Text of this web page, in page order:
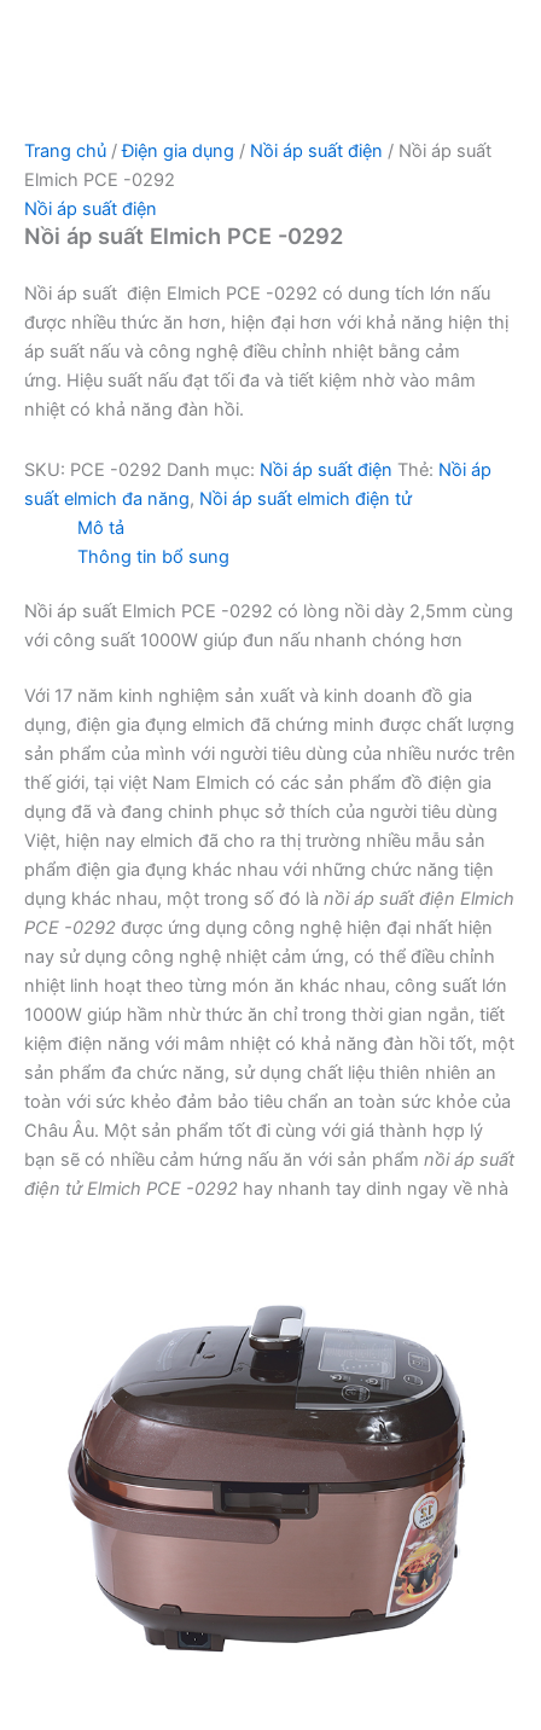
Trang chủ /Điện gia dụng / Nồi áp suất điện / Nồi áp suất
Elmich PCE -0292
Nồi áp suất điện
Nồi áp suất Elmich PCE -0292
Nồi áp suất điện Elmich PCE -0292 có dung tích lớn nấu
được nhiều thức ăn hơn, hiện đại hơn với khả năng hiện thị
áp suất nấu và công nghệ điều chỉnh nhiệt bằng cảm
ứng. Hiệu suất nấu đạt tối đa và tiết kiệm nhờ vào mâm
nhiệt có khả năng đàn hồi.
SKU: PCE -0292 Danh mục: Nồi áp suất điện Thẻ: Nồi áp
suất elmich đa năng, Nồi áp suất elmich điện tử
Mô tả
Thông tin bổ sung
Nồi áp suất Elmich PCE -0292 có lòng nồi dày 2,5mm cùng
với công suất 1000W giúp đun nấu nhanh chóng hơn
Với 17 năm kinh nghiệm sản xuất và kinh doanh đồ gia
dụng, điện gia đụng elmich đã chứng minh được chất lượng
sản phẩm của mình với người tiêu dùng của nhiều nước trên
thế giới, tại việt Nam Elmich có các sản phẩm đồ điện gia
dụng đã và đang chinh phục sở thích của người tiêu dùng
Việt, hiện nay elmich đã cho ra thị trường nhiều mẫu sản
phẩm điện gia đụng khác nhau với những chức năng tiện
dụng khác nhau, một trong số đó là nồi áp suất điện Elmich
PCE -0292 được ứng dụng công nghệ hiện đại nhất hiện
nay sử dụng công nghệ nhiệt cảm ứng, có thể điều chỉnh
nhiệt linh hoạt theo từng món ăn khác nhau, công suất lớn
1000W giúp hầm nhừ thức ăn chỉ trong thời gian ngắn, tiết
kiệm điện năng với mâm nhiệt có khả năng đàn hồi tốt, một
sản phẩm đa chức năng, sử dụng chất liệu thiên nhiên an
toàn với sức khẻo đảm bảo tiêu chẩn an toàn sức khỏe của
Châu Âu. Một sản phẩm tốt đi cùng với giá thành hợp lý
bạn sẽ có nhiều cảm hứng nấu ăn với sản phẩm nồi áp suất
điện tử Elmich PCE -0292 hay nhanh tay dinh ngay về nhà